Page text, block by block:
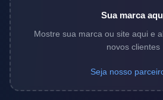
Sua marca
Mostre sua marca ou site aqui e
novos clientes
Seja nosso